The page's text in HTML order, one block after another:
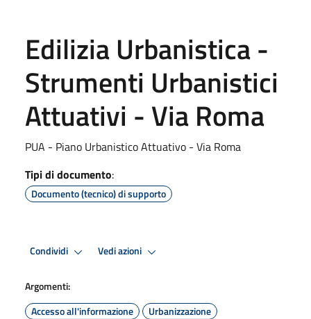
Edilizia Urbanistica -
Strumenti Urbanistici
Attuativi - Via Roma
PUA - Piano Urbanistico Attuativo - Via Roma
Tipi di documento:
Documento (tecnico) di supporto
Condividi Vedi azioni
Argomenti:
Accesso all'informazione
Urbanizzazione